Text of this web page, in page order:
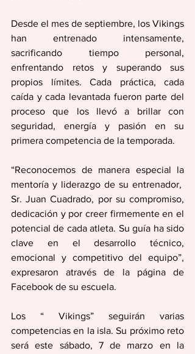
Desde el mes de septiembre, los Vikings
han entrenado intensamente,
sacrificando tiempo personal,
enfrentando retos y superando sus
propios límites. Cada práctica, cada
caída y cada levantada fueron parte del
proceso que los llevó a brillar con
seguridad, energía y pasión en su
primera competencia de la temporada.
“Reconocemos de manera especial la
mentoría y liderazgo de su entrenador,
Sr. Juan Cuadrado, por su compromiso,
dedicación y por creer firmemente en el
potencial de cada atleta. Su guía ha sido
clave en el desarrollo técnico,
emocional y competitivo del equipo”,
expresaron através de la página de
Facebook de su escuela.
Los “ Vikings” seguirán varias
competencias en la isla. Su próximo reto
será este sábado, 7 de marzo en la